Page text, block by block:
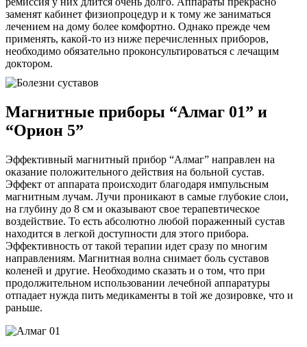
заменят кабинет физиопроцедур и к тому же заниматься
лечением на дому более комфортно. Однако прежде чем
применять, какой-то из ниже перечисленных приборов,
необходимо обязательно проконсультироваться с лечащим
доктором.
Магнитные приборы “Алмаг 01” и
“Орион 5”
Эффективный магнитный прибор “Алмаг” направлен на
оказание положительного действия на больной сустав.
Эффект от аппарата происходит благодаря импульсным
магнитным лучам. Лучи проникают в самые глубокие слои,
на глубину до 8 см и оказывают свое терапевтическое
воздействие. То есть абсолютно любой пораженный сустав
находится в легкой доступности для этого прибора.
Эффективность от такой терапии идет сразу по многим
направлениям. Магнитная волна снимает боль суставов
коленей и другие. Необходимо сказать и о том, что при
продолжительном использовании лечебной аппаратуры
отпадает нужда пить медикаменты в той же дозировке, что и
раньше.